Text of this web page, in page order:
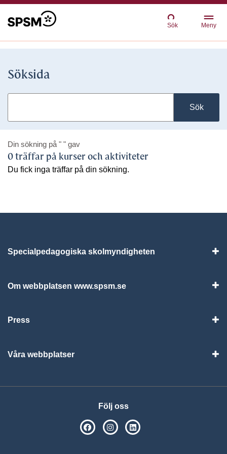
Sök Meny
Söksida
Sök
Din sökning på " " gav
0 träffar på kurser och aktiviteter
Du fick inga träffar på din sökning.
Specialpedagogiska skolmyndigheten
Om webbplatsen www.spsm.se
Press
Våra webbplatser
Följ oss
SPSM på Facebook
SPSM på Instagram